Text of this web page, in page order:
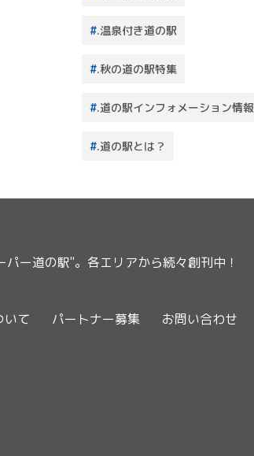
.温泉付き道の駅
.秋の道の駅特集
.道の駅インフォメーション情報
.道の駅とは？
ー道の駅"。各エリアから続々創刊中！
いて パートナー募集 お問い合わせ